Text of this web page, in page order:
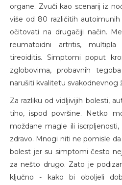
organe. Zvuči kao scenarij iz
više od 80 različitih
očitovati na drugačiji način.
reumatoidni artritis,
tireoiditis. Simptomi poput
zglobovima, probavnih
narušiti kvalitetu svakodnevnog
Za razliku od vidljivijih bolesti,
tiho, ispod površine. Netko
moždane magle ili
zdravo. Mnogi niti ne pomisle
bolest jer su simptomi često
za nešto drugo. Zato je
ključno - kako bi oboljeli